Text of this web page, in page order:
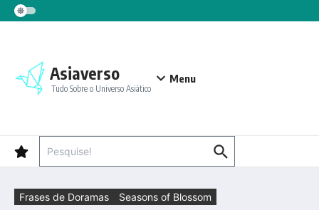
Ir para o conteúdo
Asiaverso
Tudo Sobre o Universo Asiático
Menu
Frases de Doramas Seasons of Blossom